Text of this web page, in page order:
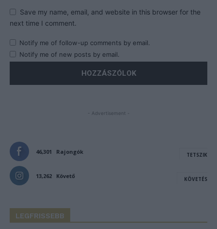
Save my name, email, and website in this browser for the
next time I comment.
Notify me of follow-up comments by email.
Notify me of new posts by email.
- Advertisement -
46,301 Rajongók TETSZIK
13,262 Követő KÖVETÉS
LEGFRISSEBB